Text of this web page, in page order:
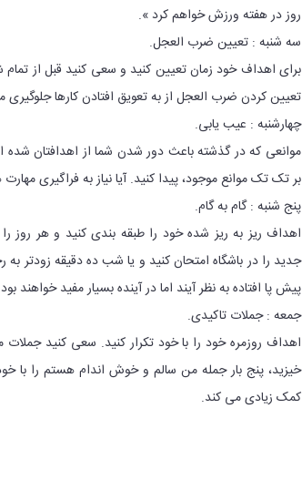
روز در هفته ورزش خواهم کرد ».
سه شنبه : تعیین ضرب العجل.
برای اهداف خود زمان تعیین کنید و سعی کنید قبل از
تعیین کردن ضرب العجل از به تعویق افتادن کارها جلوگیری
چهارشنبه : عیب یابی.
موانعی که در گذشته باعث دور شدن شما از اهدافتان شده
بر تک تک موانع موجود، پیدا کنید. آیا نیاز به فراگیری
پنج شنبه : گام به گام.
اهداف ریز به ریز شده خود را طبقه بندی کنید و هر
جدید را در باشگاه امتحان کنید و یا شب ده دقیقه زودتر
پیش پا افتاده به نظر آیند اما در آینده بسیار مفید خواهند
جمعه : جملات تاکیدی.
اهداف روزمره خود را با خود تکرار کنید. سعی کنید
خیزید، پنج بار جمله من سالم و خوش اندام هستم را با
کمک زیادی می کند.